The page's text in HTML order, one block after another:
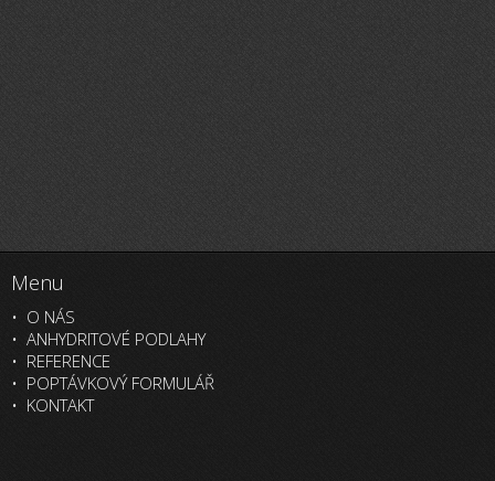
Menu
O NÁS
ANHYDRITOVÉ PODLAHY
REFERENCE
POPTÁVKOVÝ FORMULÁŘ
KONTAKT